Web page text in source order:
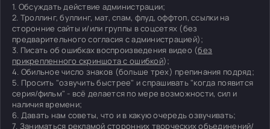
1. Обсуждать действие администрации;
2. Троллинг, буллинг, мат, спам, флуд, оффтоп, ссылки на
сторонние сайты и/или группы в соцсетях (без
предварительного согласия с администрацией);
3. Писать об ошибках воспроизведения видео (без
прикрепленного скриншота с ошибкой);
4. Обильное число знаков (больше трех) препинания подряд;
5. Просить "озвучить быстрее" и спрашивать "когда появится
серия/фильм" - всё делается по мере возможности, сил и
наличия времени;
6. Давать нам советы, что и в какую очередь озвучивать;
7. Заниматься рекламой сторонних творческих объединений/